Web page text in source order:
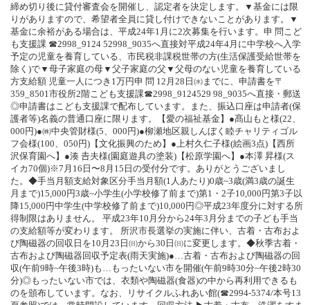
締め切り後に貸付審査会を開催し、認定者を決定します。▼基金には限
りがありますので、希望者全員に貸し付けできないことがあります。▼
基金に余裕がある場合は、平成24年1月に2次募集を行います。申 問こど
も支援課 ☎2998_9124 52998_9035へ直接対平成24年4月に中学校へ入学
予定の児童を養育している、市民税非課税世帯の方(生活保護受給世帯を
除く)で▼母子家庭の母▼父子家庭の父▼父母のない児童を養育している
方支給額 児童一人につき1万円申 問 12月28日㈬までに、申請書を〒
359_8501市役所2階こども支援課☎2998_9124529 98_9035へ直接・郵送
◎申請書はこども支援課で配布しています。また、振込口座は申請者(保
護者等)名義の普通口座に限ります。【愛の福祉基金】●髙山もと様(22、
000円)●㈱中央管財様(5、000円)●柳瀬地区親しんぼく睦チャリティゴル
フ会様(100、050円)【文化振興のため】●上村久仁子様(絵画3点)【西所
沢保育園へ】●湊 𠮷夫様(園庭遊具の塗装)【松原学園へ】●本澤 昇様(ス
イカ70個)※7月16日〜8月15日の受付分です。ありがとうございまし
た。◆手当月額支給対象区分手当月額(1人あたり)0歳~3歳(満3歳の誕生
月まで)15,000円3歳~小学生(小学校修了前まで)第1・2子10,000円第3子以
降15,000円中学生(中学校修了前まで)10,000円◎平成23年度分に対する所
得制限はありません。 平成23年10月分から24年3月分までの子ども手当
の支給額等が変わります。 所沢市長選挙の実施に伴い、古着・古布およ
び陶磁器の回収日を10月23日㈰から30日㈰に変更します。◆秋季古着・
古布および陶磁器回収予定表(雨天実施)●…古着・古布および陶磁器の回
収(午前9時~午後3時)も…もったいない市を開催(午前9時30分~午後2時30
分)◎もったいない市では、衣類や陶磁器(食器)の中から再利用できるも
のを頒布しています。なお、リサイクルふれあい館(☎2994-5374/本号13